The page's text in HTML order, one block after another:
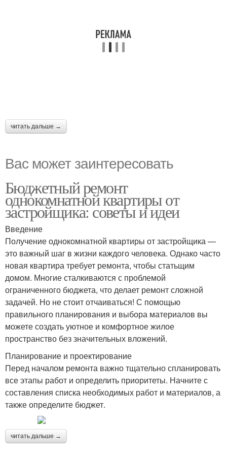
читать дальше →
Вас может заинтересовать
Бюджетный ремонт
однокомнатной квартиры от
застройщика: советы и идеи
Введение
Получение однокомнатной квартиры от застройщика —
это важный шаг в жизни каждого человека. Однако часто
новая квартира требует ремонта, чтобы статьщим
домом. Многие сталкиваются с проблемой
ограниченного бюджета, что делает ремонт сложной
задачей. Но не стоит отчаиваться! С помощью
правильного планирования и выбора материалов вы
можете создать уютное и комфортное жилое
пространство без значительных вложений.
Планирование и проектирование
Перед началом ремонта важно тщательно спланировать
все этапы работ и определить приоритеты. Начните с
составления списка необходимых работ и материалов, а
также определите бюджет.
читать дальше →